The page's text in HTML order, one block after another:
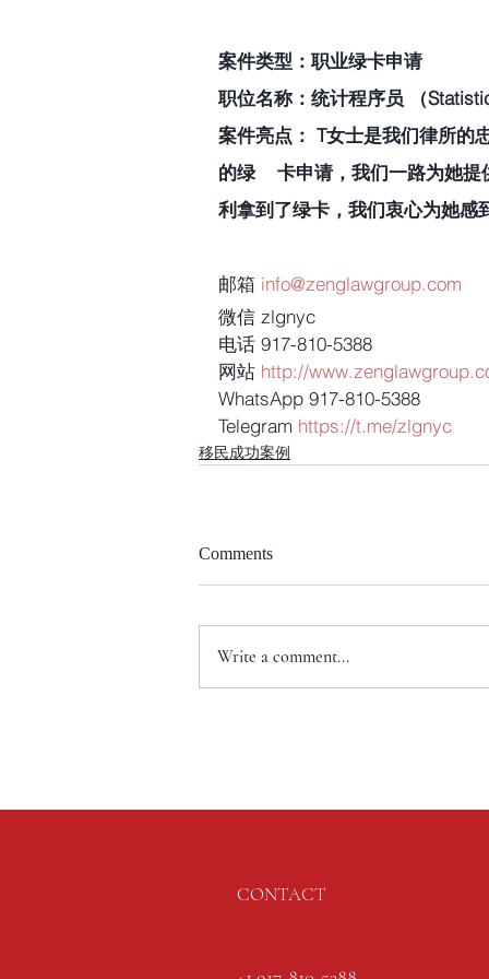
案件类型：职业绿卡申请
职位名称：统计程序员 （
案件亮点： T女士是我们律所的
的绿    卡申请，我们一路为她
利拿到了绿卡，我们衷心为她感
邮箱 info@zenglawgroup.com
微信 zlgnyc
电话 917-810-5388
网站 http://
WhatsApp 917-810-5388
Telegram https://t.me/zlgnyc
移民成功案例
Comments
Write a comment...
CONTACT